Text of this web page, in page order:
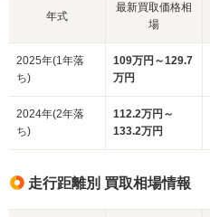
年式
最新買取価格相
場
2025年(1年落
ち)
109万円～129.7
万円
2024年(2年落
ち)
112.2万円～
133.2万円
走行距離別 買取相場情報